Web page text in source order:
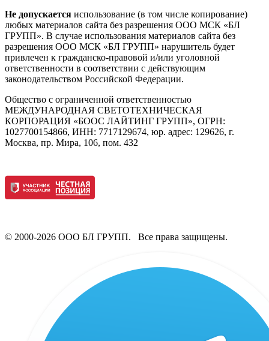
Не допускается использование (в том числе копирование)
любых материалов сайта без разрешения ООО МСК «БЛ
ГРУПП». В случае использования материалов сайта без
разрешения ООО МСК «БЛ ГРУПП» нарушитель будет
привлечен к гражданско-правовой и/или уголовной
ответственности в соответствии с действующим
законодательством Российской Федерации.
Общество с ограниченной ответственностью
МЕЖДУНАРОДНАЯ СВЕТОТЕХНИЧЕСКАЯ
КОРПОРАЦИЯ «БООС ЛАЙТИНГ ГРУПП», ОГРН:
1027700154866, ИНН: 7717129674, юр. адрес: 129626, г.
Москва, пр. Мира, 106, пом. 432
© 2000-2026 ООО БЛ ГРУПП. Все права защищены.